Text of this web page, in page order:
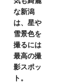
な新潟
は、 星や
雪景色を
撮るには
最高の撮
影スポッ
ト。